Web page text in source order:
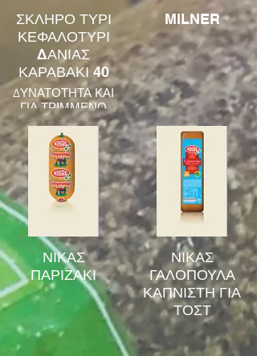
ΣΚΛΗΡΟ ΤΥΡΙ
ΚΕΦΑΛΟΤΥΡΙ
ΔΑΝΙΑΣ
ΚΑΡΑΒΑΚΙ 40
ΔΥΝΑΤΟΤΗΤΑ ΚΑΙ
ΓΙΑ ΤΡΙΜΜΕΝΟ
MILNER
ΝΙΚΑΣ
ΠΑΡΙΖΑΚΙ
ΝΙΚΑΣ
ΓΑΛΟΠΟΥΛΑ
ΚΑΠΝΙΣΤΗ ΓΙΑ
ΤΟΣΤ